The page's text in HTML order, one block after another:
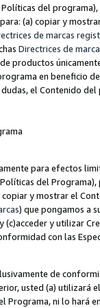
Políticas del
(a) copiar y
de marcas
Directrices de
productos
en beneficio
el Contenido
para efectos
del
y mostrar el
) que pongamos a
(c)acceder y utilizar
con las
de
usted (a) utilizará
Programa, ni lo hará